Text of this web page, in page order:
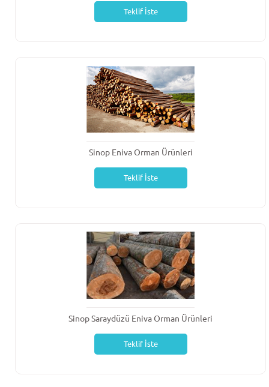
Teklif İste
Sinop Eniva Orman Ürünleri
Teklif İste
Sinop Saraydüzü Eniva Orman Ürünleri
Teklif İste